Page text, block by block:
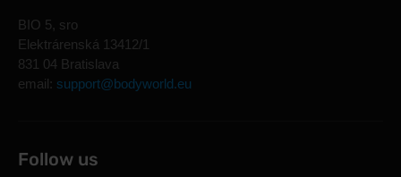
BIO 5, sro
Elektrárenská 13412/1
831 04 Bratislava
email: support@bodyworld.eu
Follow us